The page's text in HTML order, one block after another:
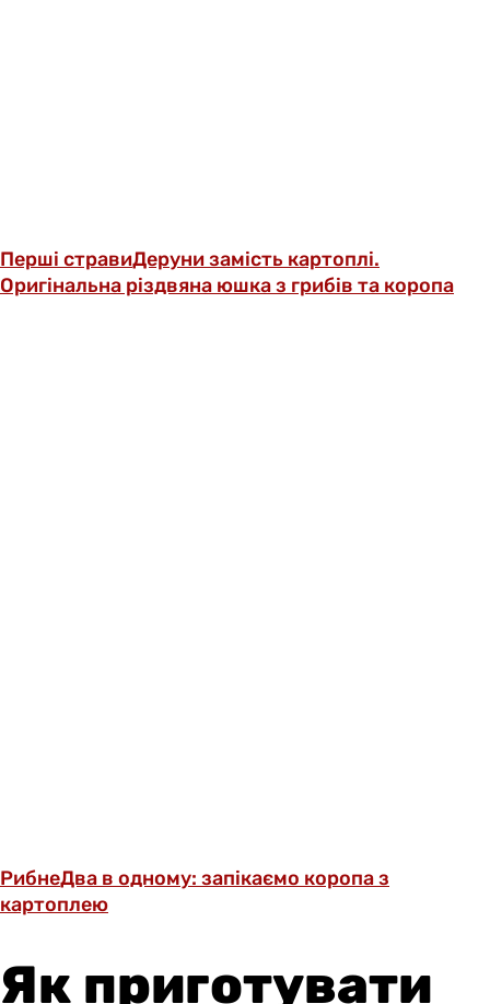
Перші стравиДеруни замість картоплі.
Оригінальна різдвяна юшка з грибів та коропа
РибнеДва в одному: запікаємо коропа з
картоплею
Як приготувати